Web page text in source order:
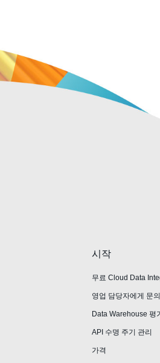
시작
무료 Cloud Data
영업 담당자에게 문의
Data Warehouse 평
API 수명 주기 관리
가격